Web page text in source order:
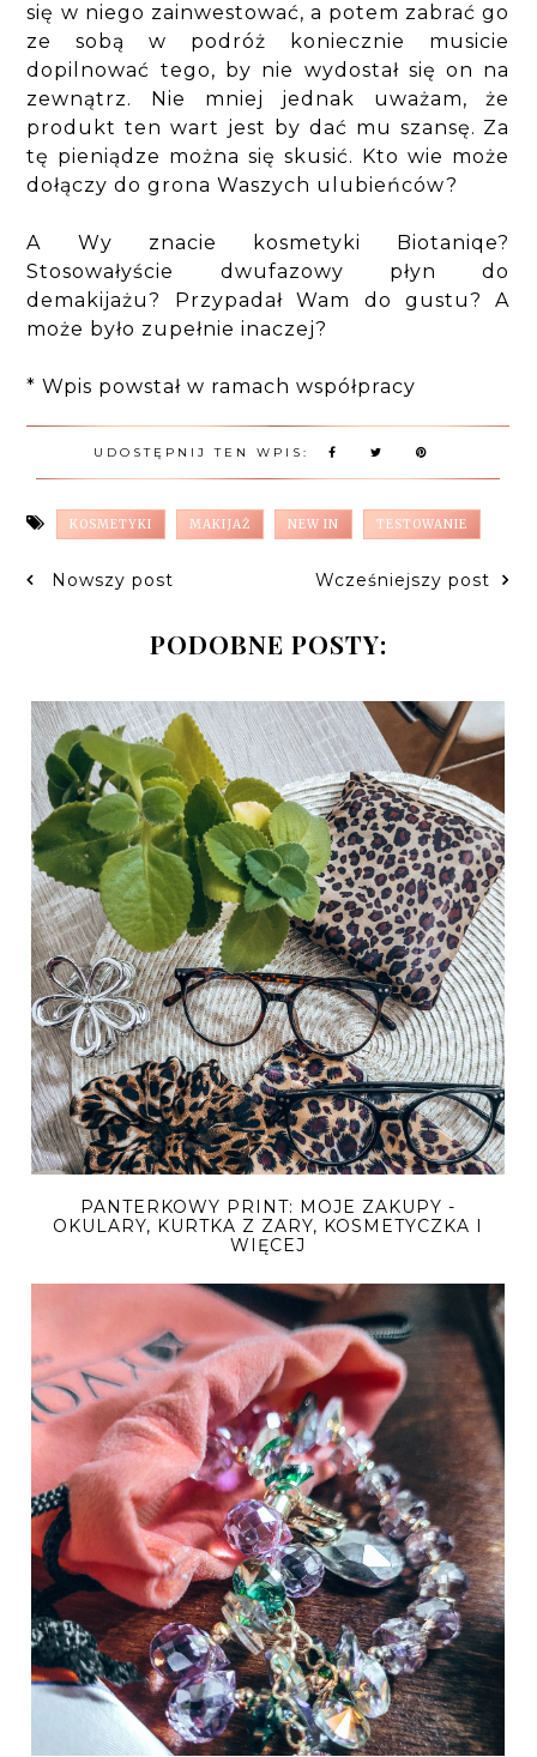
się w niego zainwestować, a potem zabrać go
ze sobą w podróż koniecznie musicie
dopilnować tego, by nie wydostał się on na
zewnątrz. Nie mniej jednak uważam, że
produkt ten wart jest by dać mu szansę. Za
tę pieniądze można się skusić. Kto wie może
dołączy do grona Waszych ulubieńców?
A Wy znacie kosmetyki Biotaniqe?
Stosowałyście dwufazowy płyn do
demakijażu? Przypadał Wam do gustu? A
może było zupełnie inaczej?
* Wpis powstał w ramach współpracy
UDOSTĘPNIJ TEN WPIS:
KOSMETYKI MAKIJAŻ NEW IN TESTOWANIE
Nowszy post Wcześniejszy post
PODOBNE POSTY:
PANTERKOWY PRINT: MOJE ZAKUPY -
OKULARY, KURTKA Z ZARY, KOSMETYCZKA I
WIĘCEJ